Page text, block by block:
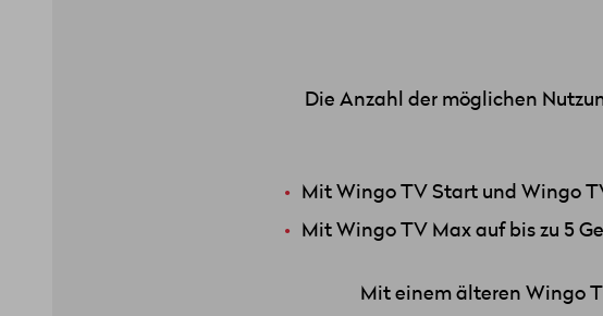
Die Anzahl der möglichen
Mit Wingo TV Start und Wingo
Mit Wingo TV Max auf bis zu 5
Mit einem älteren Wingo